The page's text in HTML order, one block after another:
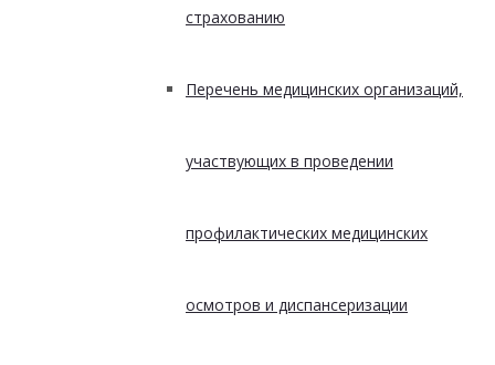
страхованию
Перечень медицинских организаций,
участвующих в проведении
профилактических медицинских
осмотров и диспансеризации